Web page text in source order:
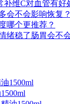
维C对血管有好
会不会影响恢复？
哪个更推荐？
绪稳了肠胃会不